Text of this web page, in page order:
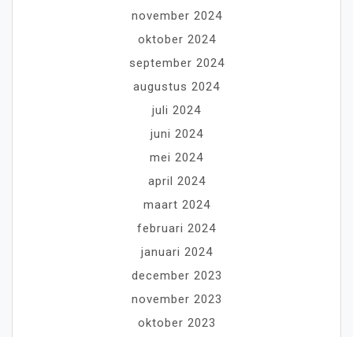
november 2024
oktober 2024
september 2024
augustus 2024
juli 2024
juni 2024
mei 2024
april 2024
maart 2024
februari 2024
januari 2024
december 2023
november 2023
oktober 2023